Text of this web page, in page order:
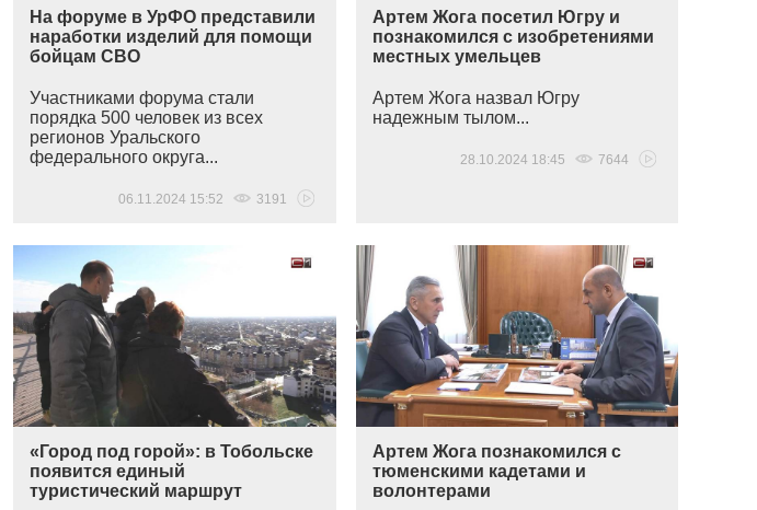
На форуме в УрФО представили
наработки изделий для помощи
бойцам СВО
Участниками форума стали
порядка 500 человек из всех
регионов Уральского
федерального округа...
06.11.2024 15:52 3191
Артем Жога посетил Югру и
познакомился с изобретениями
местных умельцев
Артем Жога назвал Югру
надежным тылом...
28.10.2024 18:45 7644
«Город под горой»: в Тобольске
появится единый
туристический маршрут
Артем Жога познакомился с
тюменскими кадетами и
волонтерами